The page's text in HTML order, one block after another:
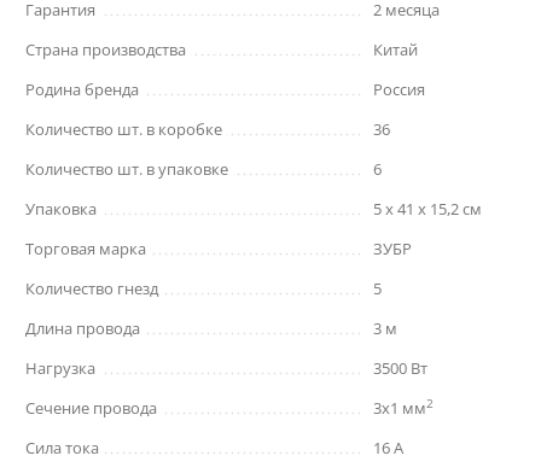
Гарантия
2 месяца
Страна производства
Китай
Родина бренда
Россия
Количество шт. в коробке
36
Количество шт. в упаковке
6
Упаковка
5 x 41 x 15,2 см
Торговая марка
ЗУБР
Количество гнезд
5
Длина провода
3 м
Нагрузка
3500 Вт
Сечение провода
3х1 мм2
Сила тока
16 А